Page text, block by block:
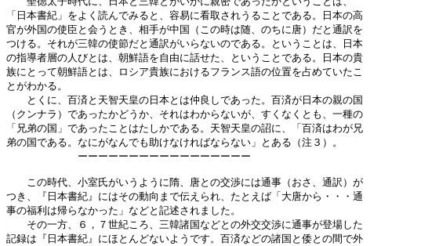
「日本書紀」をよく読んでみると、容易に看取されうることである。日本の高
官が外国の使臣と会うとき、相手が中国（この時は随、のちに唐）だと通訳を
つける。それが三韓の使節だと通訳がいらないのである。ということは、日本
の指導者層の人びとは、朝鮮語を自由に話せた、ということである。日本の貴
族にとって朝鮮語とは、ロシア貴族におけるフランス語の位置を占めていたこ
とがわかる。
とくに、百済と天智天皇の日本とは仲良しであった。百済が日本の親の国
（クンナラ）であったかどうか、それはわからないが、すくなくとも、一種の
「兄弟の国」であったことはたしかである。天智天皇の詔に、「百済はわが兄
弟の国である。なにがなんでも助けなければならない」とある（注３）。
ーーーーーーーーーーーーーーーーー
この時代、小室氏がいうように隋、唐との交渉には通事（おさ、通訳）が
つき、『日本書紀』にはその動向まで伝えられ、たとえば「大唐から・・・通
事の福利は帰らなかった」などと記述されました。
その一方、６，７世紀ころ、三韓諸国などとの外交交渉に通事が登場した
記録は『日本書紀』にほとんどないようです。百済などの諸国と倭との間で外